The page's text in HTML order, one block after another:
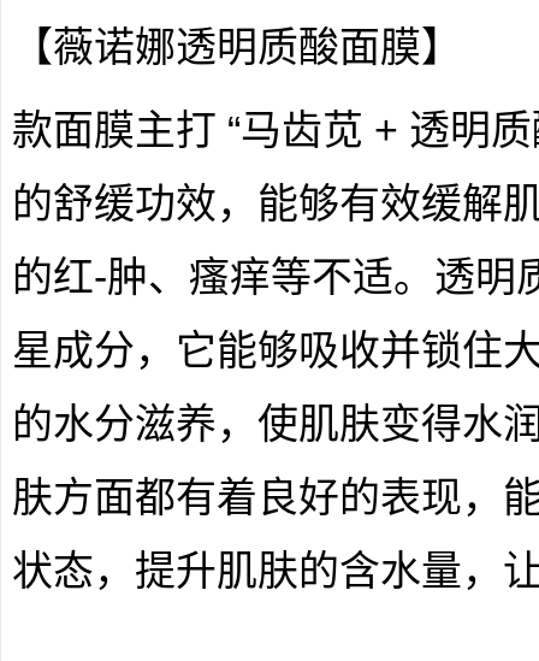
【薇诺娜透明质酸面膜】
款面膜主打 “马齿苋 + 透明
的舒缓功效，能够有效缓解
的红-肿、瘙痒等不适。透明
星成分，它能够吸收并锁住
的水分滋养，使肌肤变得水
肤方面都有着良好的表现，
状态，提升肌肤的含水量，